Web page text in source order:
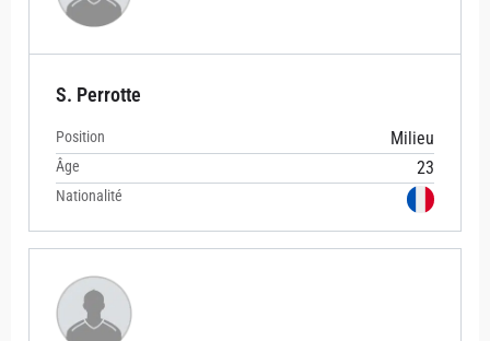
S. Perrotte
Position Milieu
Âge 23
Nationalité